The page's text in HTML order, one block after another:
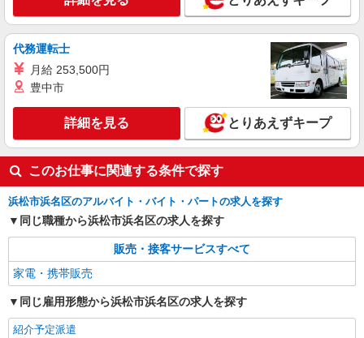
27,426円 〜 36,803円（20時間相当） ＊時間外手
当は時間外労働の有無にかかわらず、固定残業代
として支給し、相当時間を超える時間外労働分は
法定どおり追加で支給します。 試用期間あり 3ヶ
月 ※経験・能力による 【試用期間】月給 212490
円 〜 285143 円
■ソフトバンクサンストリート浜北店 静岡県
浜松市浜名区 平口 2861 サンストリート浜北
キープ 詳細を見る
ケーズデンキ プレ葉ウォーク浜北店
家電量販店のレジ・品出し・販売スタッフ等
■ロングパートナー（週35〜40時間勤務の方）
円 【土日祝】時給1500円 ★年1回、昇給・昇格制
度あり（当社規定あり） ★上記時給はスタート時
の時給です。 元気で明るいあいさつができる方
は、しっかり昇給しています！
静岡県浜松市浜名区貴布祢1200番地
キープ 詳細を見る
代務運転士
月給 253,500円
豊中市
詳細を見る とりあえずキープ
このお仕事に関連する条件で探す
浜松市浜名区のアルバイト・バイト・パートの求人を探す
同じ職種から浜松市浜名区の求人を探す
販売・接客サービスすべて
家電・携帯販売
同じ雇用形態から浜松市浜名区の求人を探す
紹介予定派遣